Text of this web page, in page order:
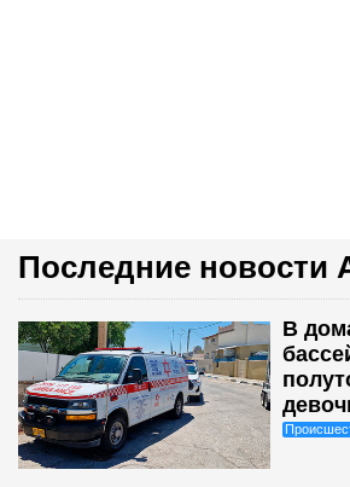
Последние новости
В